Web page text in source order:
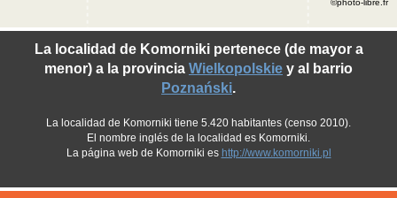
La localidad de Komorniki pertenece (de mayor a
menor) a la provincia Wielkopolskie y al barrio
Poznański.
La localidad de Komorniki tiene 5.420 habitantes (censo 2010).
El nombre inglés de la localidad es Komorniki.
La página web de Komorniki es http://www.komorniki.pl
©photo-libre.fr